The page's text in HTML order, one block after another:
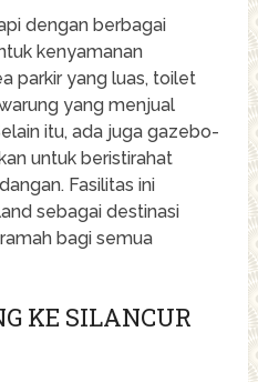
dengan berbagai
kenyamanan
parkir yang luas, toilet
yang menjual
itu, ada juga gazebo-
untuk beristirahat
Fasilitas ini
sebagai destinasi
bagi semua
KE SILANCUR